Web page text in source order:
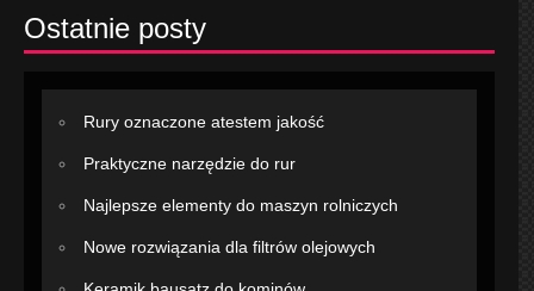
Ostatnie posty
Rury oznaczone atestem jakość
Praktyczne narzędzie do rur
Najlepsze elementy do maszyn rolniczych
Nowe rozwiązania dla filtrów olejowych